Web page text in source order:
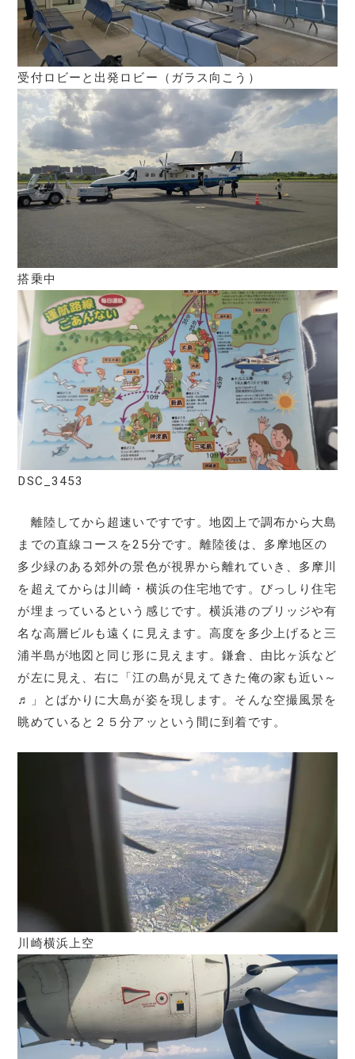
受付ロビーと出発ロビー（ガラス向こう）
搭乗中
DSC_3453
離陸してから超速いですです。地図上で調布から大島
までの直線コースを25分です。離陸後は、多摩地区の
多少緑のある郊外の景色が視界から離れていき、多摩川
を超えてからは川崎・横浜の住宅地です。びっしり住宅
が埋まっているという感じです。横浜港のブリッジや有
名な高層ビルも遠くに見えます。高度を多少上げると三
浦半島が地図と同じ形に見えます。鎌倉、由比ヶ浜など
が左に見え、右に「江の島が見えてきた俺の家も近い～
♬」とばかりに大島が姿を現します。そんな空撮風景を
眺めていると２５分アッという間に到着です。
川崎横浜上空